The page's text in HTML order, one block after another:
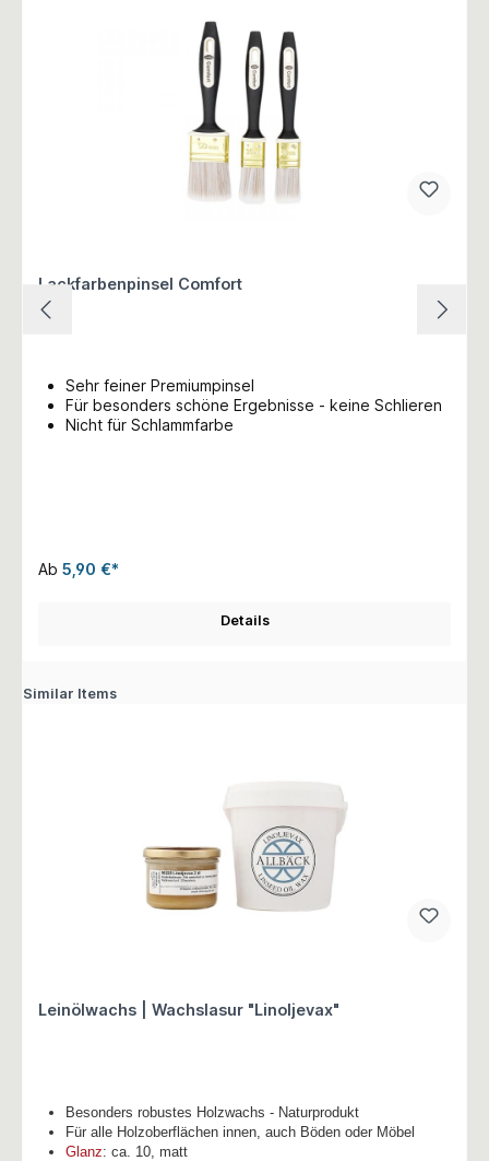
Lackfarbenpinsel Comfort
Sehr feiner Premiumpinsel
Für besonders schöne Ergebnisse - keine Schlieren
Nicht für Schlammfarbe
Ab 5,90 €*
Details
Similar Items
Leinölwachs | Wachslasur "Linoljevax"
Besonders robustes Holzwachs - Naturprodukt
Für alle Holzoberflächen innen, auch Böden oder Möbel
Glanz: ca. 10, matt